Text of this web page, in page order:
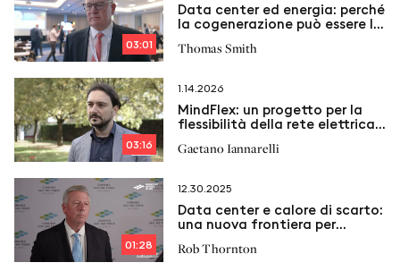
03:01
Data center ed energia: perché
la cogenerazione può essere la
Thomas Smith
03:16
1.14.2026
MindFlex: un progetto per la
flessibilità della rete elettrica
Gaetano Iannarelli
01:28
12.30.2025
Data center e calore di scarto:
una nuova frontiera per
Rob Thornton